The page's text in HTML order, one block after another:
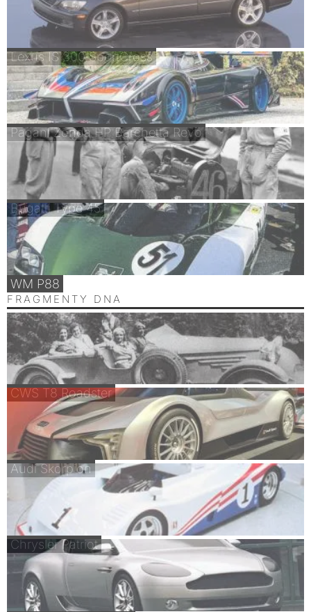
Lexus IS 300 SportCross
Pagani Zonda HP Barchetta Revo
Bugatti Type 45
WM P88
FRAGMENTY DNA
CWS T8 Roadster
Audi Skorpion
Chrysler Patriot